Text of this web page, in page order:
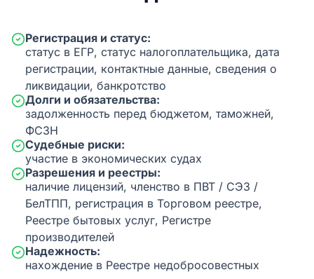
Регистрация и статус:
статус в ЕГР, статус налогоплательщика, дата
регистрации, контактные данные, сведения о
ликвидации, банкротство
Долги и обязательства:
задолженность перед бюджетом, таможней,
ФСЗН
Судебные риски:
участие в экономических судах
Разрешения и реестры:
наличие лицензий, членство в ПВТ / СЭЗ /
БелТПП, регистрация в Торговом реестре,
Реестре бытовых услуг, Регистре
производителей
Надежность:
нахождение в Реестре недобросовестных